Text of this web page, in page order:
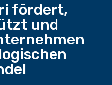
fördert,
und